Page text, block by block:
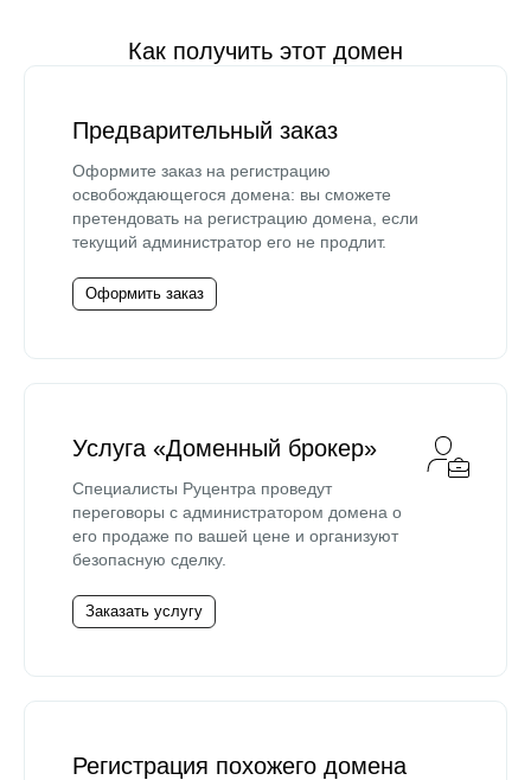
Как получить этот домен
Предварительный заказ
Оформите заказ на регистрацию
освобождающегося домена: вы сможете
претендовать на регистрацию домена, если
текущий администратор его не продлит.
Оформить заказ
Услуга «Доменный брокер»
Специалисты Руцентра проведут
переговоры с администратором домена о
его продаже по вашей цене и организуют
безопасную сделку.
Заказать услугу
Регистрация похожего домена